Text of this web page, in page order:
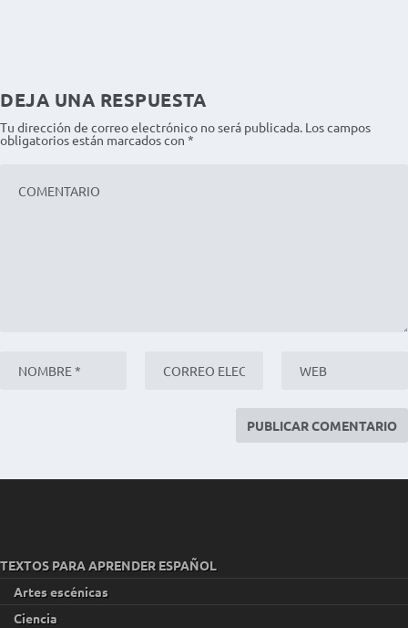
DEJA UNA RESPUESTA
Tu dirección de correo electrónico no será publicada. Los campos
obligatorios están marcados con *
TEXTOS PARA APRENDER ESPAÑOL
Artes escénicas
Ciencia